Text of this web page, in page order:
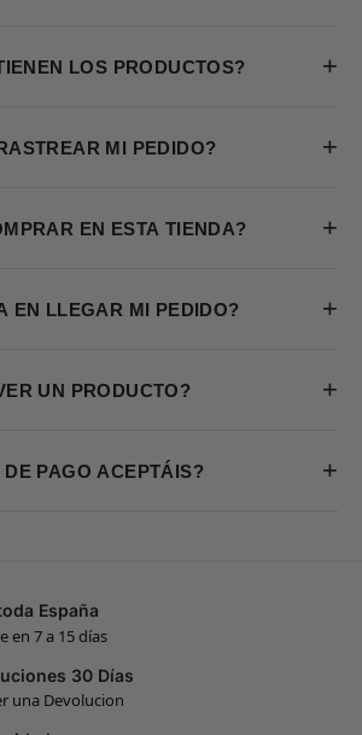
LOS PRODUCTOS? +
MI PEDIDO? +
EN ESTA TIENDA? +
EN LLEGAR MI PEDIDO? +
UN PRODUCTO? +
PAGO ACEPTÁIS? +
España
en 7 a 15 días
30 Días
una Devolucion